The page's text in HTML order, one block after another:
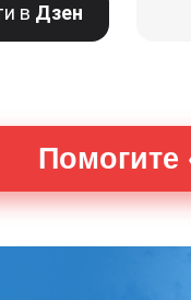
в Дзен